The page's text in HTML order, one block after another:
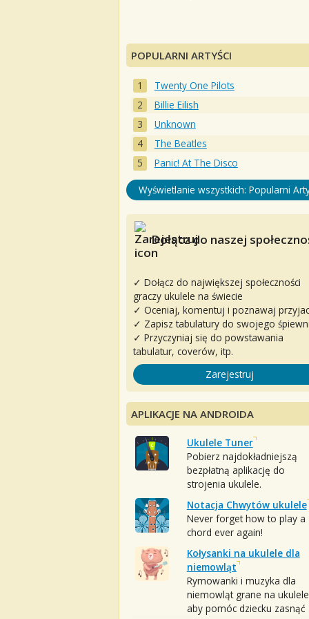
POPULARNI ARTYŚCI
Twenty One Pilots
Billie Eilish
Unknown
The Beatles
Panic! At The Disco
Wyświetlanie wszystkich: Popularni
Dołącz do naszej
✓ Dołącz do największej społeczności
graczy ukulele na świecie
✓ Oceniaj, komentuj i poznawaj
✓ Zapisz tabulatury do swojego
✓ Przyczyniaj się do powstawania
tabulatur, coverów, itp.
Zarejestruj
APLIKACJE NA ANDROIDA
Ukulele Tuner
Pobierz najdokładniejszą
bezpłatną aplikację do
strojenia ukulele.
Notacja Chwytów ukulele
Never forget how to play a
chord ever again!
Kołysanki na ukulele dla
niemowląt
Rymowanki i muzyka dla
niemowląt grane na
aby pomóc dziecku zasnąć